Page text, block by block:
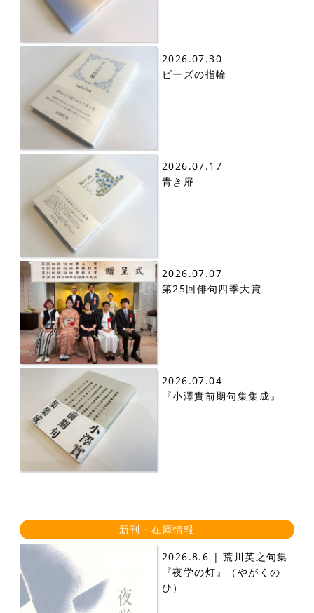
2026.07.30
ビーズの指輪
2026.07.17
青き扉
2026.07.07
第25回俳句四季大賞
2026.07.04
『小澤實前期句集集成』
新刊・在庫情報
2026.8.6 | 荒川英之句集
『夜学の灯』（やがくの
ひ）